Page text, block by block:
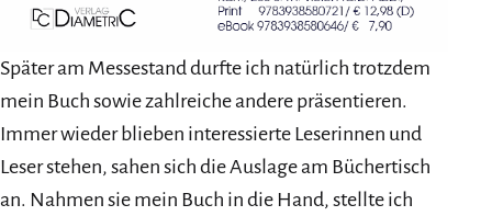
Später am Messestand durfte ich natürlich trotzdem
mein Buch sowie zahlreiche andere präsentieren.
Immer wieder blieben interessierte Leserinnen und
Leser stehen, sahen sich die Auslage am Büchertisch
an. Nahmen sie mein Buch in die Hand, stellte ich